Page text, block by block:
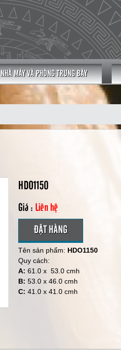
NHÀ MÁY VÀ PHÒNG TRƯNG BÀY
HDO1150
Giá : Liên hệ
ĐẶT HÀNG
Tên sản phẩm: HDO1150
Quy cách:
A: 61.0 x 53.0 cmh
B: 53.0 x 46.0 cmh
C: 41.0 x 41.0 cmh